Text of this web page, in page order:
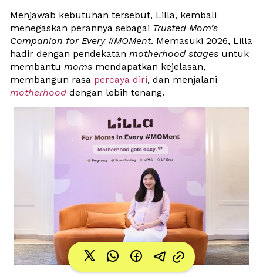
Menjawab kebutuhan tersebut, Lilla, kembali
menegaskan perannya sebagai Trusted Mom’s
Companion for Every #MOMent. Memasuki 2026, Lilla
hadir dengan pendekatan motherhood stages untuk
membantu moms mendapatkan kejelasan,
membangun rasa percaya diri
motherhood dengan lebih tenang.